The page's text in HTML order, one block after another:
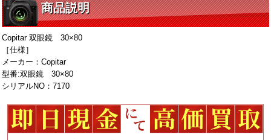
商品説明
Copitar 双眼鏡 30×80
［仕様］
メーカー：Copitar
型番:双眼鏡 30×80
シリアルNO：7170